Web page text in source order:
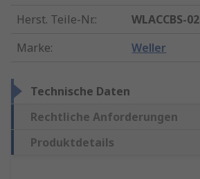
Herst. Teile-Nr.:
WLACCBS-02
Marke: Weller
Technische Daten
Rechtliche Anforderungen
Produktdetails